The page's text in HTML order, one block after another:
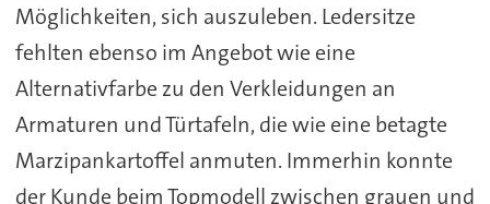
Möglichkeiten, sich auszuleben. Ledersitze
fehlten ebenso im Angebot wie eine
Alternativfarbe zu den Verkleidungen an
Armaturen und Türtafeln, die wie eine betagte
Marzipankartoffel anmuten. Immerhin konnte
der Kunde beim Topmodell zwischen grauen und